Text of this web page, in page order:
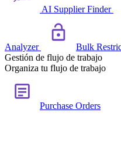
AI Supplier Finder
Analyzer Bulk
Gestión de flujo de trabajo
Organiza tu flujo de trabajo
Purchase Orders